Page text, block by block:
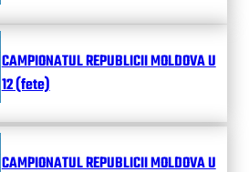
CAMPIONATUL REPUBLICII MOLDOVA U
12 (fete)
CAMPIONATUL REPUBLICII MOLDOVA U